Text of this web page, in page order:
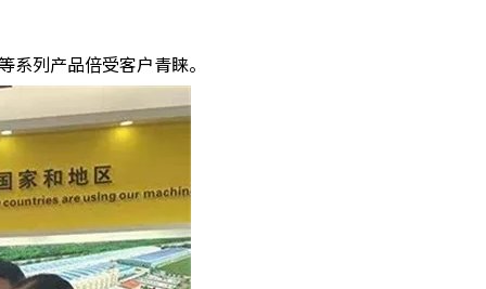
列产品倍受客户青睐。